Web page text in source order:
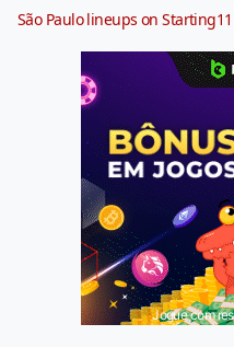
São Paulo lineups on Starting11
Jogue com